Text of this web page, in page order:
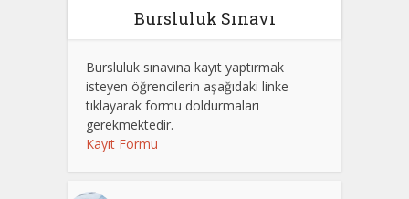
Bursluluk Sınavı
Bursluluk sınavına kayıt yaptırmak
isteyen öğrencilerin aşağıdaki linke
tıklayarak formu doldurmaları
gerekmektedir.
Kayıt Formu